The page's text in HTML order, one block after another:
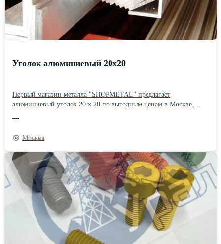
Уголок алюминиевый 20х20
Первый магазин металла "SHOPMETAL" предлагает
алюминиевый уголок 20 х 20 по выгодным ценам в Москве.
угловых и стыковых поверхностей. Обладает хорошими
прочностными характеристиками, поэтому может применяться в
малонагруженных опорных конструкциях. Ознакомиться с
информацией Вы можете на нашем сайте
—
Москва